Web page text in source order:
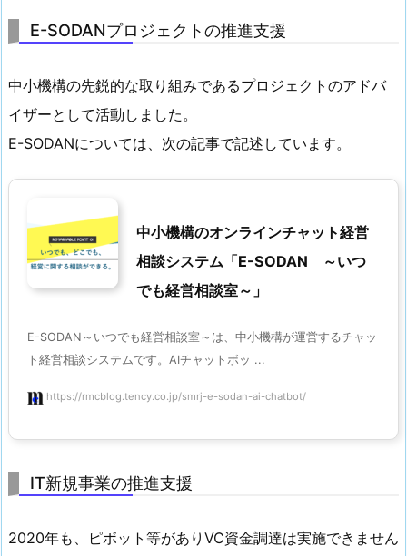
E-SODANプロジェクトの推進支援
中小機構の先鋭的な取り組みであるプロジェクトのアドバ
イザーとして活動しました。
E-SODANについては、次の記事で記述しています。
中小機構のオンラインチャット経営
相談システム「E-SODAN ～いつ
でも経営相談室～」
E-SODAN～いつでも経営相談室～は、中小機構が運営するチャッ
ト経営相談システムです。AIチャットボッ ...
https://rmcblog.tency.co.jp/smrj-e-sodan-ai-chatbot/
IT新規事業の推進支援
2020年も、ピボット等がありVC資金調達は実施できません